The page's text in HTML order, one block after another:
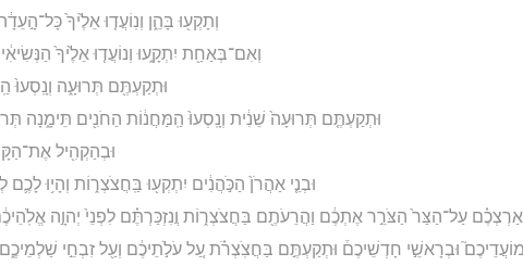
וְתָקְע֖וּ בָּהֵ֑ן וְנֽוֹעֲד֤וּ אֵלֶ֙יךָ֙
וְאִם־בְּאַחַ֖ת יִתְקָ֑עוּ וְנוֹעֲד֤וּ אֵלֶ֙יךָ֙
וּתְקַעְתֶּ֖ם תְּרוּעָ֑ה וְנָֽסְעוּ֙
וּתְקַעְתֶּ֤ם תְּרוּעָה֙ שֵׁנִ֔ית וְנָֽסְעוּ֙ הַֽמַּחֲנ֔וֹת הַחֹנִ֖ים תֵּימָ֑נָה
וּבְהַקְהִ֖יל
וּבְנֵ֤י אַהֲרֹן֙ הַכֹּ֣הֲנִ֔ים יִתְקְע֖וּ בַּֽחֲצֹצְר֑וֹת וְהָי֥וּ לָכֶ֛ם
עַל־הַצַּר֙ הַצֹּרֵ֣ר אֶתְכֶ֔ם וַהֲרֵעֹתֶ֖ם בַּחֲצֹצְר֑וֹת וֲנִזְכַּרְתֶּ֗ם לִפְנֵי֙ יְהוָ֣ה
וּבְרָאשֵׁ֣י חָדְשֵׁיכֶם֒ וּתְקַעְתֶּ֣ם בַּחֲצֹֽצְרֹ֗ת עַ֚ל עֹלֹ֣תֵיכֶ֔ם וְעַ֖ל זִבְחֵ֣י שַׁלְמֵיכֶ֑ם